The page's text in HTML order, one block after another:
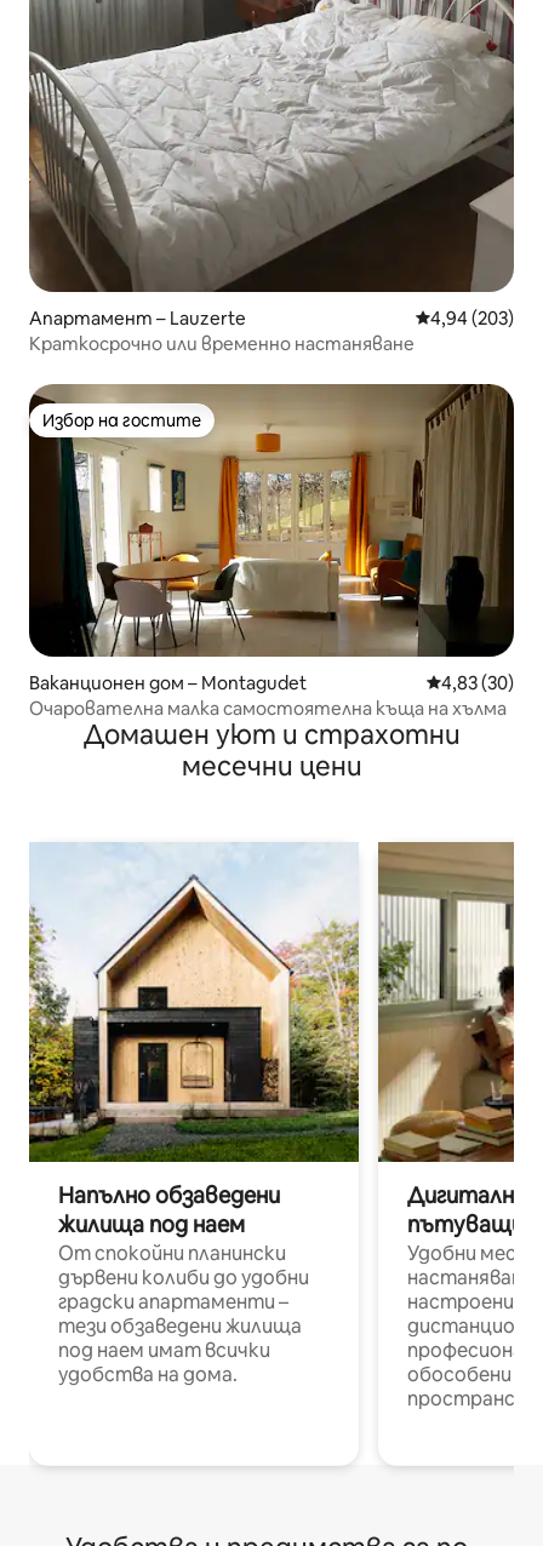
Апартамент – Lauzerte Средна
4,94 (203)
Краткосрочно или временно настаняване
Избор на гостите
Избор на гостите
Ваканционен дом – Montagudet Средна
4,83 (30)
Очарователна малка самостоятелна къща на хълма
Домашен уют и страхотни
месечни цени
Напълно обзаведени
жилища под наем
От спокойни планински
дървени колиби до удобни
градски апартаменти –
тези обзаведени жилища
под наем имат всички
удобства на дома.
Дигитални
пътуващи
Удобни
настаняване
настроени и
обособени